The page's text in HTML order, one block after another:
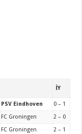
İY
PSV Eindhoven
0 – 1
FC Groningen
2 – 0
FC Groningen
2 – 1